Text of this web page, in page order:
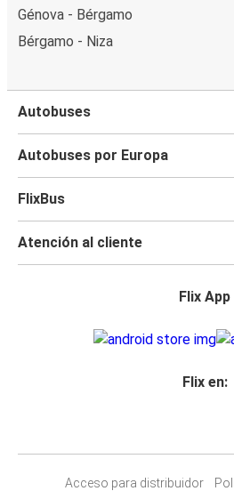
Génova - Bérgamo
Bérgamo - Niza
Autobuses
Autobuses por Europa
FlixBus
Atención al cliente
Flix App
Flix en:
Acceso para distribuidor